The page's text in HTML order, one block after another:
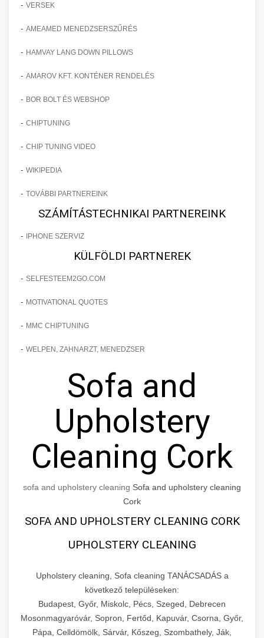
- VERSEK
- AMEAMED MENEDZSERSZŰRÉS
- HAMVAY LANG DOWN PILLOWS
- AMAROV KFT. KONTÉNER RENDELÉS
- BOR BOLT ÉS WEBSHOP
- CHIPTUNING
- CHIP TUNING VIDEO
- WIKIPEDIA
- TOVÁBBI PARTNEREINK
SZÁMÍTÁSTECHNIKAI PARTNEREINK
- IPHONE SZERVIZ
KÜLFÖLDI PARTNEREK
- SELFESTEEM2GO.COM
- MOTIVATIONAL QUOTES
- MMC CHIPTUNING
- WELPEN, ZAHNARZT, MENEDZSER
Sofa and
Upholstery
Cleaning Cork
sofa and upholstery cleaning Sofa and upholstery cleaning
Cork
SOFA AND UPHOLSTERY CLEANING CORK
UPHOLSTERY CLEANING
Upholstery cleaning, Sofa cleaning TANÁCSADÁS a
következő településeken:
Budapest, Győr, Miskolc, Pécs, Szeged, Debrecen
Mosonmagyaróvár, Sopron, Fertőd, Kapuvár, Csorna, Győr,
Pápa, Celldömölk, Sárvár, Kőszeg, Szombathely, Ják,